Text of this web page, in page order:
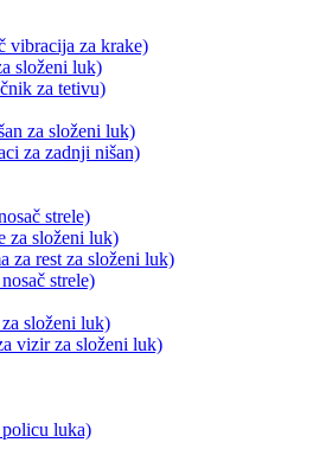
vibracija za krake)
složeni luk)
za tetivu)
za složeni luk)
za zadnji nišan)
strele)
za složeni luk)
za rest za složeni luk)
strele)
složeni luk)
vizir za složeni luk)
policu luka)